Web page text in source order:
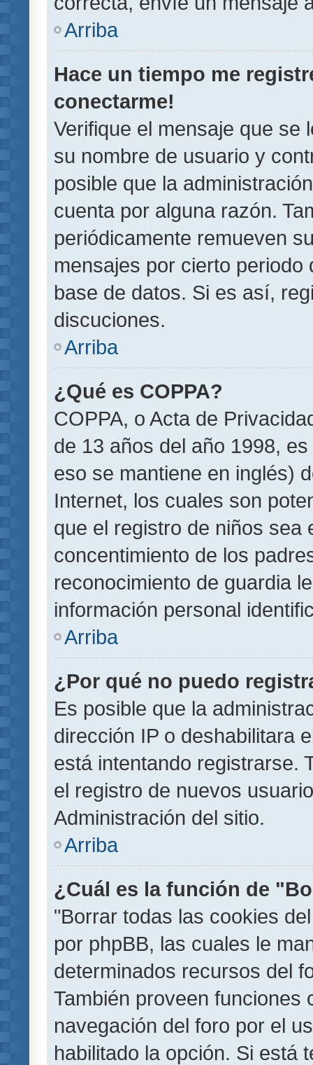
Arriba
Hace un tiempo me
conectarme!
Verifique el mensaje que se
su nombre de usuario y
posible que la
cuenta por alguna razón.
periódicamente remueven
mensajes por cierto
base de datos. Si es así,
discuciones.
Arriba
¿Qué es COPPA?
COPPA, o Acta de
de 13 años del año 1998,
eso se mantiene en inglés)
Internet, los cuales son
que el registro de niños sea
concentimiento de los
reconocimiento de guardia
información personal
Arriba
¿Por qué no puedo
Es posible que la
dirección IP o deshabilitara
está intentando registrarse.
el registro de nuevos
Administración del sitio.
Arriba
¿Cuál es la función de
"Borrar todas las cookies
por phpBB, las cuales le
determinados recursos del
También proveen funciones
navegación del foro por el
habilitado la opción. Si está